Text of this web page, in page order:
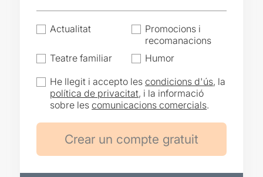
Actualitat
Promocions i
recomanacions
Teatre familiar
Humor
He llegit i accepto lescondicions d'ús, la
política de privacitat, i la informació
sobre lescomunicacions comercials.